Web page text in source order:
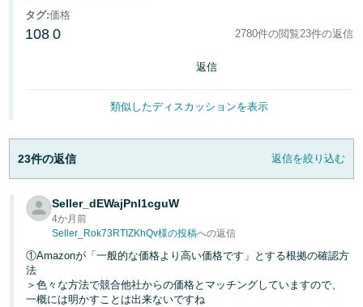
タグ:価格
108 0 2780件の閲覧23件の返信
返信
類似したディスカッションを表示
23件の返信 返信を絞り込む
Seller_dEWajPnl1cguW
4か月前
Seller_Rok73RTIZKhQv様の投稿への返信
①Amazonが「一般的な価格より高い価格です」とする根拠の確認方
法
＞色々な方法で競合他社からの価格とマッチングしていますので、
一概には明かすことは出来ないですね